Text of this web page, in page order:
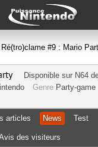
#9 : Mario
Disponible sur N64
Genre Party-game
articles News Test
des visiteurs